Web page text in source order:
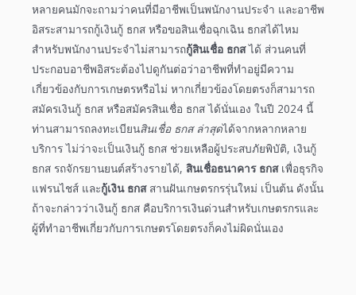
หลายคนมักจะถามว่าคนที่มีอาชีพเป็นพนักงานประจำ และอาชีพ
อิสระสามารถกู้เงินกู้ ธกส หรือขอสินเชื่อฉุกเฉิน ธกสได้ไหม
สำหรับพนักงานประจำไม่สามารถกู้สินเชื่อ ธกสได้ ส่วนคนที่
ประกอบอาชีพอิสระต้องไปดูกันต่อว่าอาชีพที่ทำอยู่มีความ
เกี่ยวข้องกับการเกษตรหรือไม่ หากเกี่ยวข้องโดยตรงก็สามารถ
สมัครเงินกู้ ธกส หรือสมัครสินเชื่อ ธกสได้นั่นเอง ในปี 2024 นี้
ท่านสามารถลงทะเบียนสินเชื่อ ธกส ล่าสุดได้จากหลากหลาย
บริการ ไม่ว่าจะเป็นเงินกู้ ธกส ช่วยเหลือผู้ประสบภัยพิบัติ, เงินกู้
ธกส รถจักรยานยนต์สร้างรายได้, สินเชื่อธนาคาร ธกสเพื่อธุรกิจ
แฟรนไชส์ และกู้เงิน ธกสสานฝันเกษตรกรรุ่นใหม่ เป็นต้น ดังนั้น
ถ้าจะกล่าวว่าเงินกู้ ธกส คือบริการเงินด่วนสำหรับเกษตรกรและ
ผู้ที่ทำอาชีพเกี่ยวกับการเกษตรโดยตรงก็คงไม่ผิดนั่นเอง